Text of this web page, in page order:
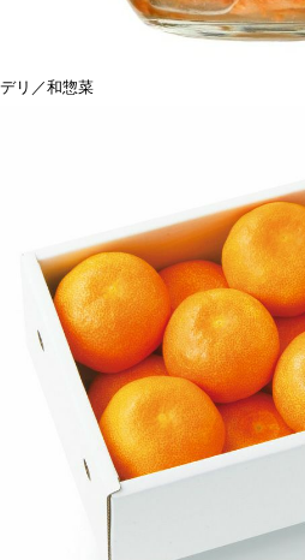
デリ／和惣菜